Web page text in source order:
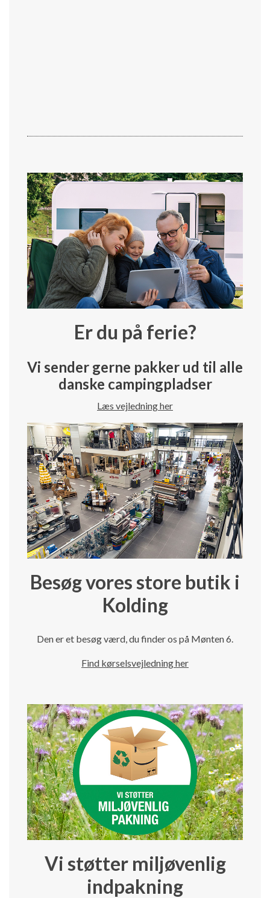
Er du på ferie?
Vi sender gerne pakker ud til alle
danske campingpladser
Læs vejledning her
Besøg vores store butik i
Kolding
Den er et besøg værd, du finder os på Mønten 6.
Find kørselsvejledning her
Vi støtter miljøvenlig
indpakning